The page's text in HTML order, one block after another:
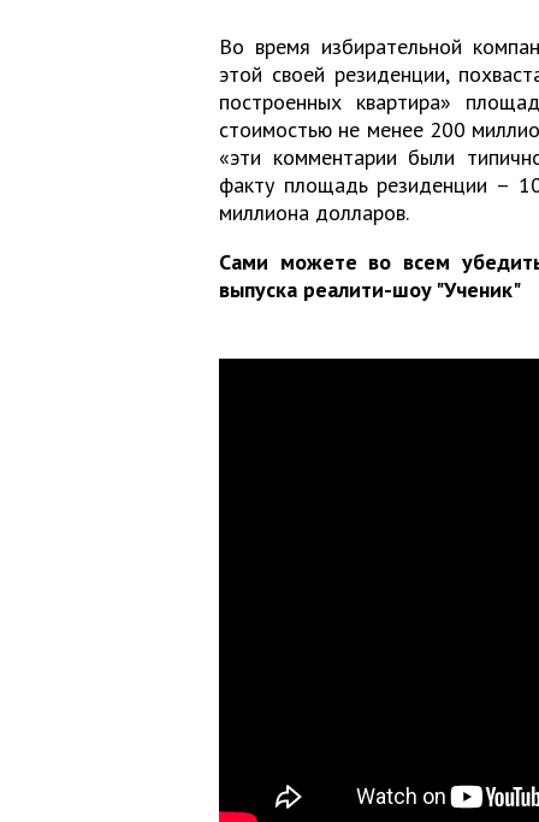
Во время избирательной
этой своей резиденции,
построенных квартира»
стоимостью не менее 200
«эти комментарии были
факту площадь резиденции –
миллиона долларов.
Сами можете во всем
выпуска реалити-шоу "Ученик"